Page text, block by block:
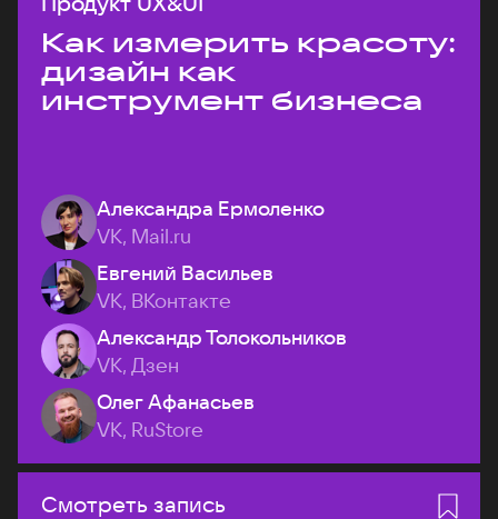
Как измерить красоту:
дизайн как
инструмент бизнеса
Александра Ермоленко
VK, Mail.ru
Евгений Васильев
VK, ВКонтакте
Александр Толокольников
VK, Дзен
Олег Афанасьев
VK, RuStore
Смотреть запись